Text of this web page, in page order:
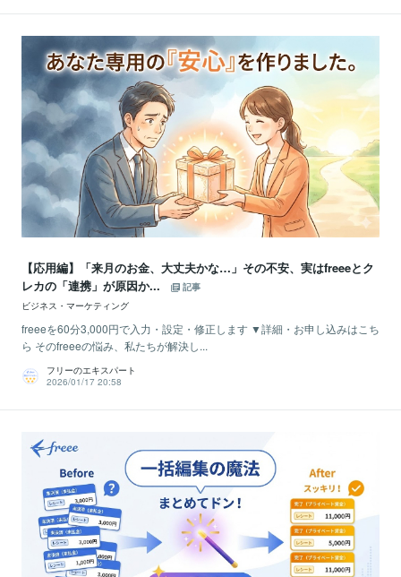
【応用編】「来月のお金、大丈夫かな…」その不安、実はfreeeとク
レカの「連携」が原因か...
記事
ビジネス・マーケティング
freeeを60分3,000円で入力・設定・修正します ▼詳細・お申し込みはこち
ら そのfreeeの悩み、私たちが解決し...
フリーのエキスパート
2026/01/17 20:58